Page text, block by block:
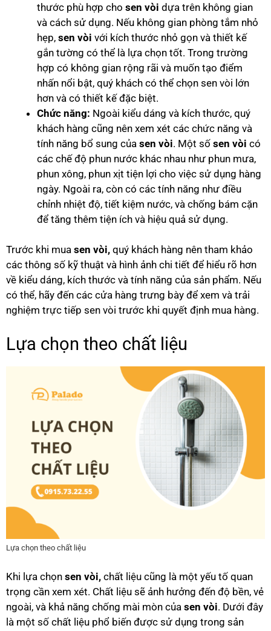
thước phù hợp cho sen vòi dựa trên không gian
và cách sử dụng. Nếu không gian phòng tắm nhỏ
hẹp, sen vòi với kích thước nhỏ gọn và thiết kế
gắn tường có thể là lựa chọn tốt. Trong trường
hợp có không gian rộng rãi và muốn tạo điểm
nhấn nổi bật, quý khách có thể chọn sen vòi lớn
hơn và có thiết kế đặc biệt.
Chức năng: Ngoài kiểu dáng và kích thước, quý
khách hàng cũng nên xem xét các chức năng và
tính năng bổ sung của sen vòi. Một số sen vòi có
các chế độ phun nước khác nhau như phun mưa,
phun xông, phun xịt tiện lợi cho việc sử dụng hàng
ngày. Ngoài ra, còn có các tính năng như điều
chỉnh nhiệt độ, tiết kiệm nước, và chống bám cặn
để tăng thêm tiện ích và hiệu quả sử dụng.
Trước khi mua sen vòi, quý khách hàng nên tham khảo
các thông số kỹ thuật và hình ảnh chi tiết để hiểu rõ hơn
về kiểu dáng, kích thước và tính năng của sản phẩm. Nếu
có thể, hãy đến các cửa hàng trưng bày để xem và trải
nghiệm trực tiếp sen vòi trước khi quyết định mua hàng.
Lựa chọn theo chất liệu
Lựa chọn theo chất liệu
Khi lựa chọn sen vòi, chất liệu cũng là một yếu tố quan
trọng cần xem xét. Chất liệu sẽ ảnh hưởng đến độ bền, vẻ
ngoài, và khả năng chống mài mòn của sen vòi. Dưới đây
là một số chất liệu phổ biến được sử dụng trong sản